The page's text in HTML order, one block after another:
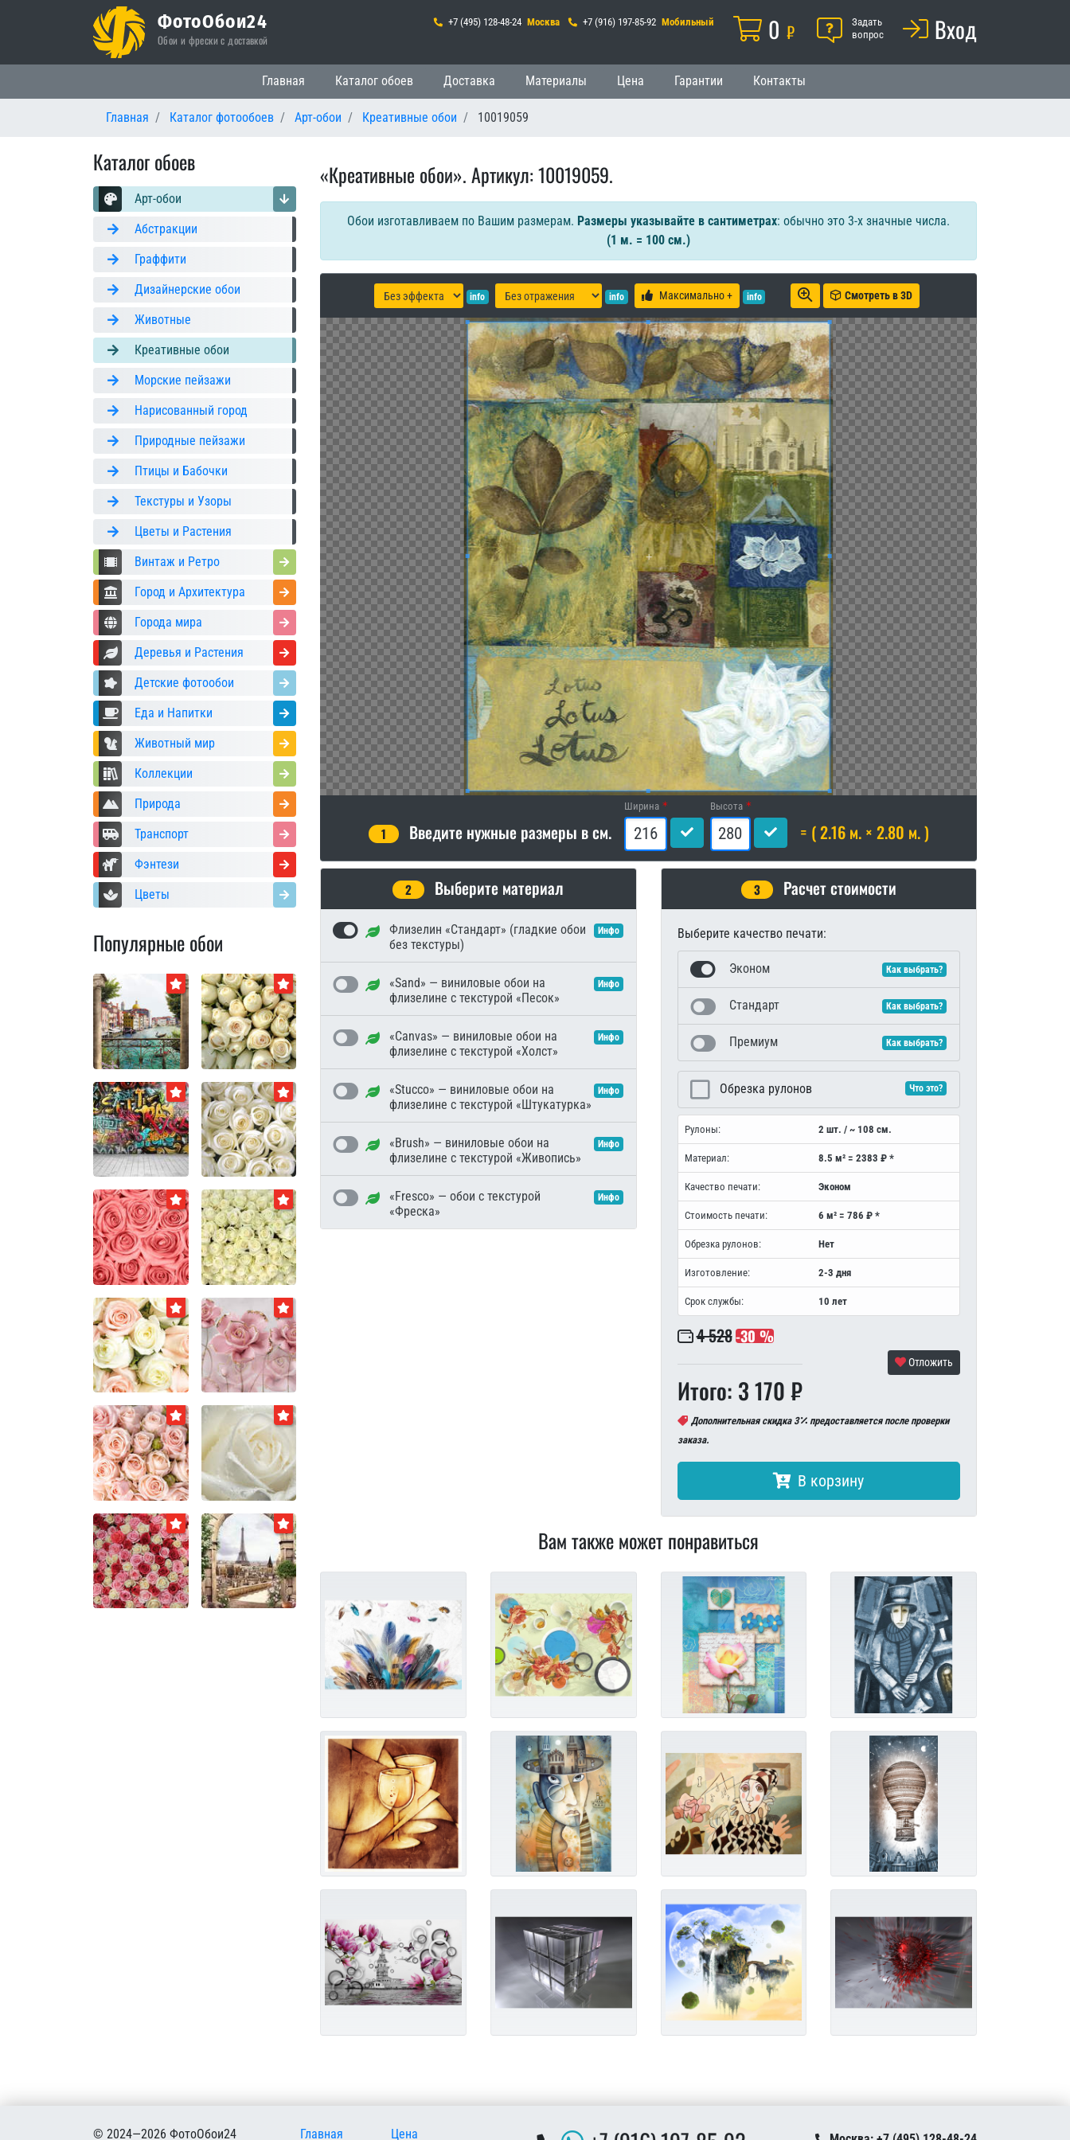
ФотоОбои24
Обои и фрески с доставкой
+7 (495) 128-48-24 Москва +7 (916) 197-85-92 Мобильный Корзина
0 ₽ ПомощьЗадать
вопрос
Вход
Основная навигация
Главная Каталог обоев Доставка Материалы Цена Гарантии Контакты
Главная Каталог фотообоев Арт-обои Креативные обои 10019059
Каталог обоев
Арт-обои
Абстракции
Граффити
Дизайнерские обои
Животные
Креативные обои
Морские пейзажи
Нарисованный город
Природные пейзажи
Птицы и Бабочки
Текстуры и Узоры
Цветы и Растения
Винтаж и Ретро
Город и Архитектура
Города мира
Деревья и Растения
Детские фотообои
Еда и Напитки
Животный мир
Коллекции
Природа
Транспорт
Фэнтези
Цветы
Популярные обои
«Креативные обои». Артикул: 10019059.
Обои изготавливаем по Вашим размерам. Размеры указывайте в сантиметрах: обычно это 3-х значные числа.
(1 м. = 100 см.)
info info Максимально + info Смотреть в 3D
1 Введите нужные размеры в см.
Ширина Высота
= ( 2.16 м. × 2.80 м. )
2 Выберите материал
Флизелин «Стандарт» (гладкие обои
без текстуры)
Инфо
«Sand» — виниловые обои на
флизелине с текстурой «Песок»
Инфо
«Canvas» — виниловые обои на
флизелине с текстурой «Холст»
Инфо
«Stucco» — виниловые обои на
флизелине с текстурой «Штукатурка»
Инфо
«Brush» — виниловые обои на
флизелине с текстурой «Живопись»
Инфо
«Fresco» — обои с текстурой
«Фреска»
Инфо
3 Расчет стоимости
Выберите качество печати:
Эконом Как выбрать?
Стандарт Как выбрать?
Премиум Как выбрать?
Обрезка рулонов Что это?
Рулоны: 2 шт. / ~ 108 см.
Материал: 8.5 м² = 2383 ₽ *
Качество печати: Эконом
Стоимость печати: 6 м² = 786 ₽ *
Обрезка рулонов: Нет
Изготовление: 2-3 дня
Срок службы: 10 лет
4 528-30 %
Итого: 3 170 ₽
Отложить
Дополнительная скидка 3 предоставляется после проверки
заказа.
В корзину
Вам также может понравиться
© 2024—2026 ФотоОбои24 Главная Цена